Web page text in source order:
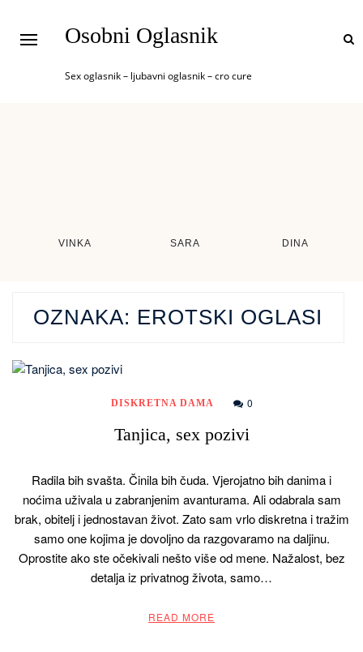
Osobni Oglasnik
Sex oglasnik – ljubavni oglasnik – cro cure
VINKA SARA DINA
OZNAKA: EROTSKI OGLASI
DISKRETNA DAMA 0
Tanjica, sex pozivi
Radila bih svašta. Činila bih čuda. Vjerojatno bih danima i
noćima uživala u zabranjenim avanturama. Ali odabrala sam
brak, obitelj i jednostavan život. Zato sam vrlo diskretna i tražim
samo one kojima je dovoljno da razgovaramo na daljinu.
Oprostite ako ste očekivali nešto više od mene. Nažalost, bez
detalja iz privatnog života, samo…
READ MORE